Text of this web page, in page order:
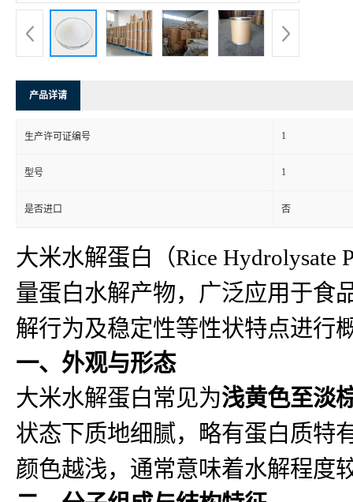
产品详请
生产许可证编号 1
型号 1
是否进口 否
大米水解蛋白（Rice
量蛋白水解产物，广泛应用于食
解行为及稳定性等性状特点进行
一、外观与形态
大米水解蛋白常见为浅黄色至淡
状态下质地细腻，略有蛋白质特
颜色越浅，通常意味着水解程度